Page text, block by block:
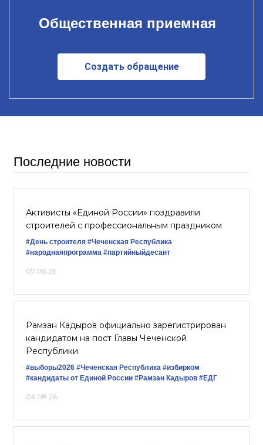
Общественная приемная
Создать обращение
Последние новости
Активисты «Единой России» поздравили
строителей с профессиональным праздником
#День строителя #Чеченская Республика
#народнаяпрограмма #партийныйдесант
07.08.26
Рамзан Кадыров официально зарегистрирован
кандидатом на пост Главы Чеченской
Республики
#выборы2026 #Чеченская Республика #избирком
#кандидаты от Единой России #Рамзан Кадыров #ЕДГ
06.08.26